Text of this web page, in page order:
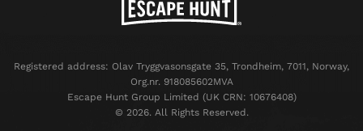
Registered address: Olav Tryggvasonsgate 35, Trondheim, 7011, Norway,
Org.nr. 918085602MVA
Escape Hunt Group Limited (UK CRN: 10676408)
©️ 2026. All Rights Reserved.